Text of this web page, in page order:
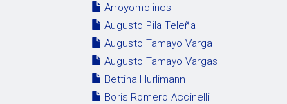
Arroyomolinos
Augusto Pila Teleña
Augusto Tamayo Varga
Augusto Tamayo Vargas
Bettina Hurlimann
Boris Romero Accinelli